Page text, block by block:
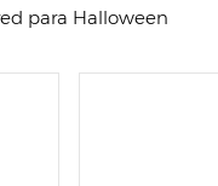
para Halloween